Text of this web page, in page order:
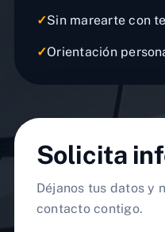
✓Sin marearte con
✓Orientación
Solicita
Déjanos tus datos y
contacto contigo.